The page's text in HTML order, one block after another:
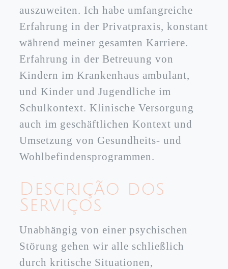
auszuweiten. Ich habe umfangreiche
Erfahrung in der Privatpraxis, konstant
während meiner gesamten Karriere.
Erfahrung in der Betreuung von
Kindern im Krankenhaus ambulant,
und Kinder und Jugendliche im
Schulkontext. Klinische Versorgung
auch im geschäftlichen Kontext und
Umsetzung von Gesundheits- und
Wohlbefindensprogrammen.
Descrição dos
Serviços
Unabhängig von einer psychischen
Störung gehen wir alle schließlich
durch kritische Situationen,